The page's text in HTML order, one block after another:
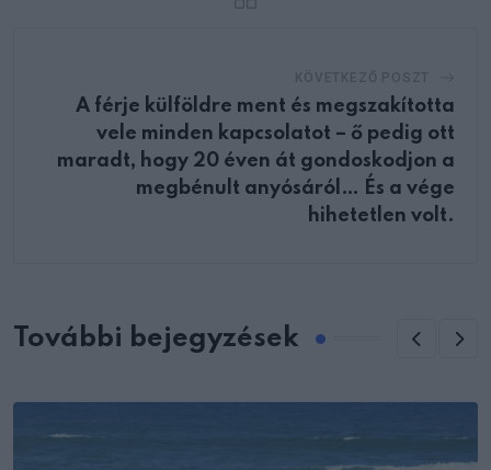
A férje külföldre ment és megszakította
vele minden kapcsolatot – ő pedig ott
maradt, hogy 20 éven át gondoskodjon a
megbénult anyósáról… És a vége
hihetetlen volt.
További bejegyzések